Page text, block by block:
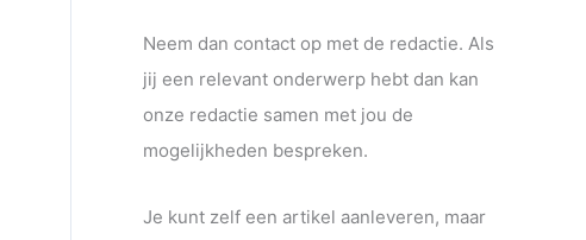
Neem dan contact op met de redactie. Als
jij een relevant onderwerp hebt dan kan
onze redactie samen met jou de
mogelijkheden bespreken.
Je kunt zelf een artikel aanleveren, maar